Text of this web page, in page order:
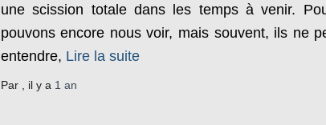
une scission totale dans les temps à venir.
pouvons encore nous voir, mais souvent, ils ne
entendre, Lire la suite
Par , il y a 1 an